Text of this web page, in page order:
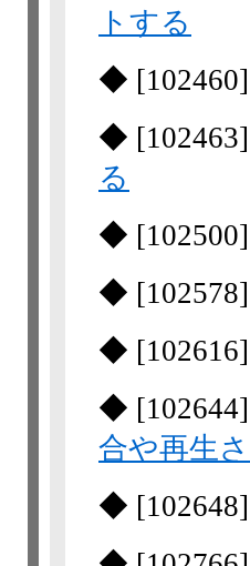
トする
◆ [102460]
◆ [102463]
る
◆ [102500]
◆ [102578]
◆ [102616]
◆ [102644]
合や再生
◆ [102648]